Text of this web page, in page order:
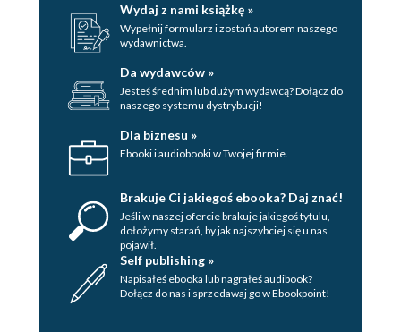
Wydaj z nami książkę »
Wypełnij formularz i zostań autorem naszego
wydawnictwa.
Da wydawców »
Jesteś średnim lub dużym wydawcą? Dołącz do
naszego systemu dystrybucji!
Dla biznesu »
Ebooki i audiobooki w Twojej firmie.
Brakuje Ci jakiegoś ebooka? Daj znać!
Jeśli w naszej ofercie brakuje jakiegoś tytulu,
dołożymy starań, by jak najszybciej się u nas
pojawił.
Self publishing »
Napisałeś ebooka lub nagrałeś audibook?
Dołącz do nas i sprzedawaj go w Ebookpoint!